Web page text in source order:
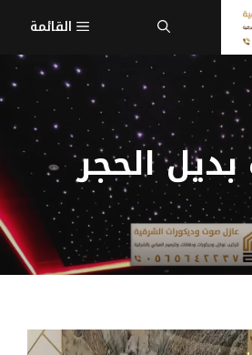
القائمة
الحجر